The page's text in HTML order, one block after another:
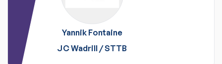
Yannik Fontaine
JC Wadrill /STTB